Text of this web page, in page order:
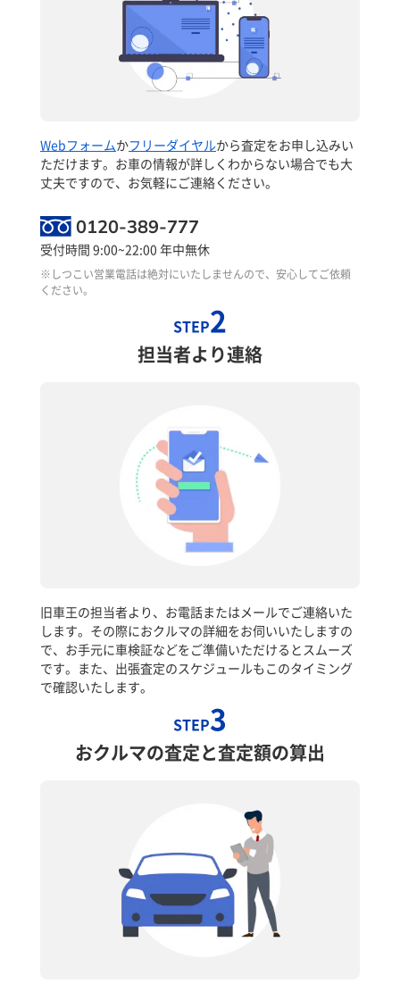
Webフォームかフリーダイヤルから査定をお申し込みい
ただけます。お車の情報が詳しくわからない場合でも大
丈夫ですので、お気軽にご連絡ください。
0120-389-777
受付時間 9:00~22:00 年中無休
※しつこい営業電話は絶対にいたしませんので、安心してご依頼
ください。
STEP2
担当者より連絡
旧車王の担当者より、お電話またはメールでご連絡いた
します。その際におクルマの詳細をお伺いいたしますの
で、お手元に車検証などをご準備いただけるとスムーズ
です。また、出張査定のスケジュールもこのタイミング
で確認いたします。
STEP3
おクルマの査定と査定額の算出